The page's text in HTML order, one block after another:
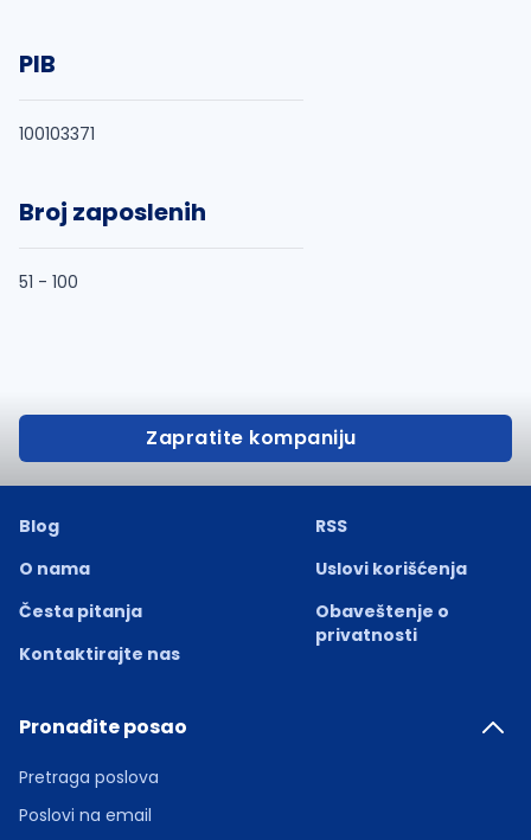
PIB
100103371
Broj zaposlenih
51 - 100
Zapratite kompaniju
Blog
O nama
Česta pitanja
Kontaktirajte nas
RSS
Uslovi korišćenja
Obaveštenje o
privatnosti
Pronađite posao
Pretraga poslova
Poslovi na email